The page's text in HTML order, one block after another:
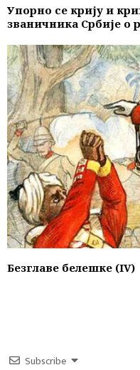
Упорно се крију и
званичника Србије о
Безглаве белешке (IV)
Subscribe